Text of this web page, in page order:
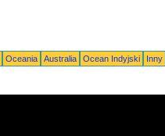
Oceania Australia Ocean Indyjski
Inny